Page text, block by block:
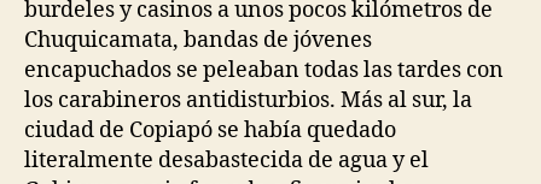
burdeles y casinos a unos pocos kilómetros de
Chuquicamata, bandas de jóvenes
encapuchados se peleaban todas las tardes con
los carabineros antidisturbios. Más al sur, la
ciudad de Copiapó se había quedado
literalmente desabastecida de agua y el